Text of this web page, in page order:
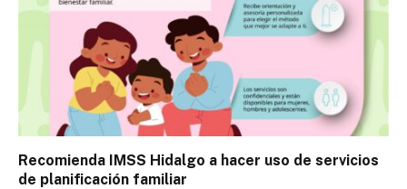
Recomienda IMSS Hidalgo a hacer uso de servicios
de planificación familiar